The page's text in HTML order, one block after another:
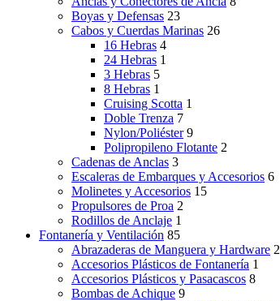
Boyas y Defensas 23
Cabos y Cuerdas Marinas 26
16 Hebras 4
24 Hebras 1
3 Hebras 5
8 Hebras 1
Cruising Scotta 1
Doble Trenza 7
Nylon/Poliéster 9
Polipropileno Flotante 2
Cadenas de Anclas 3
Escaleras de Embarques y Accesorios 6
Molinetes y Accesorios 15
Propulsores de Proa 2
Rodillos de Anclaje 1
Fontanería y Ventilación 85
Abrazaderas de Manguera y Hardware 2
Accesorios Plásticos de Fontanería 1
Accesorios Plásticos y Pasacascos 8
Bombas de Achique 9